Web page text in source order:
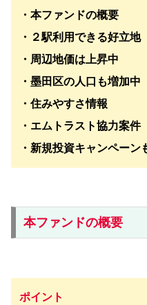
・本ファンドの概要
・２駅利用できる好立地
・周辺地価は上昇中
・墨田区の人口も増加中
・住みやすさ情報
・エムトラスト協力案件
・新規投資キャンペーン
本ファンドの概要
ポイント